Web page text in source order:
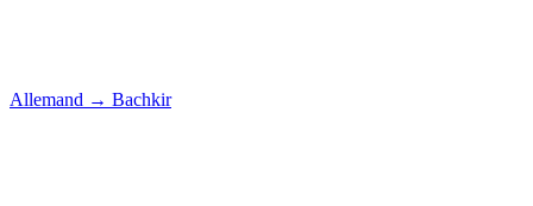
Allemand → Bachkir